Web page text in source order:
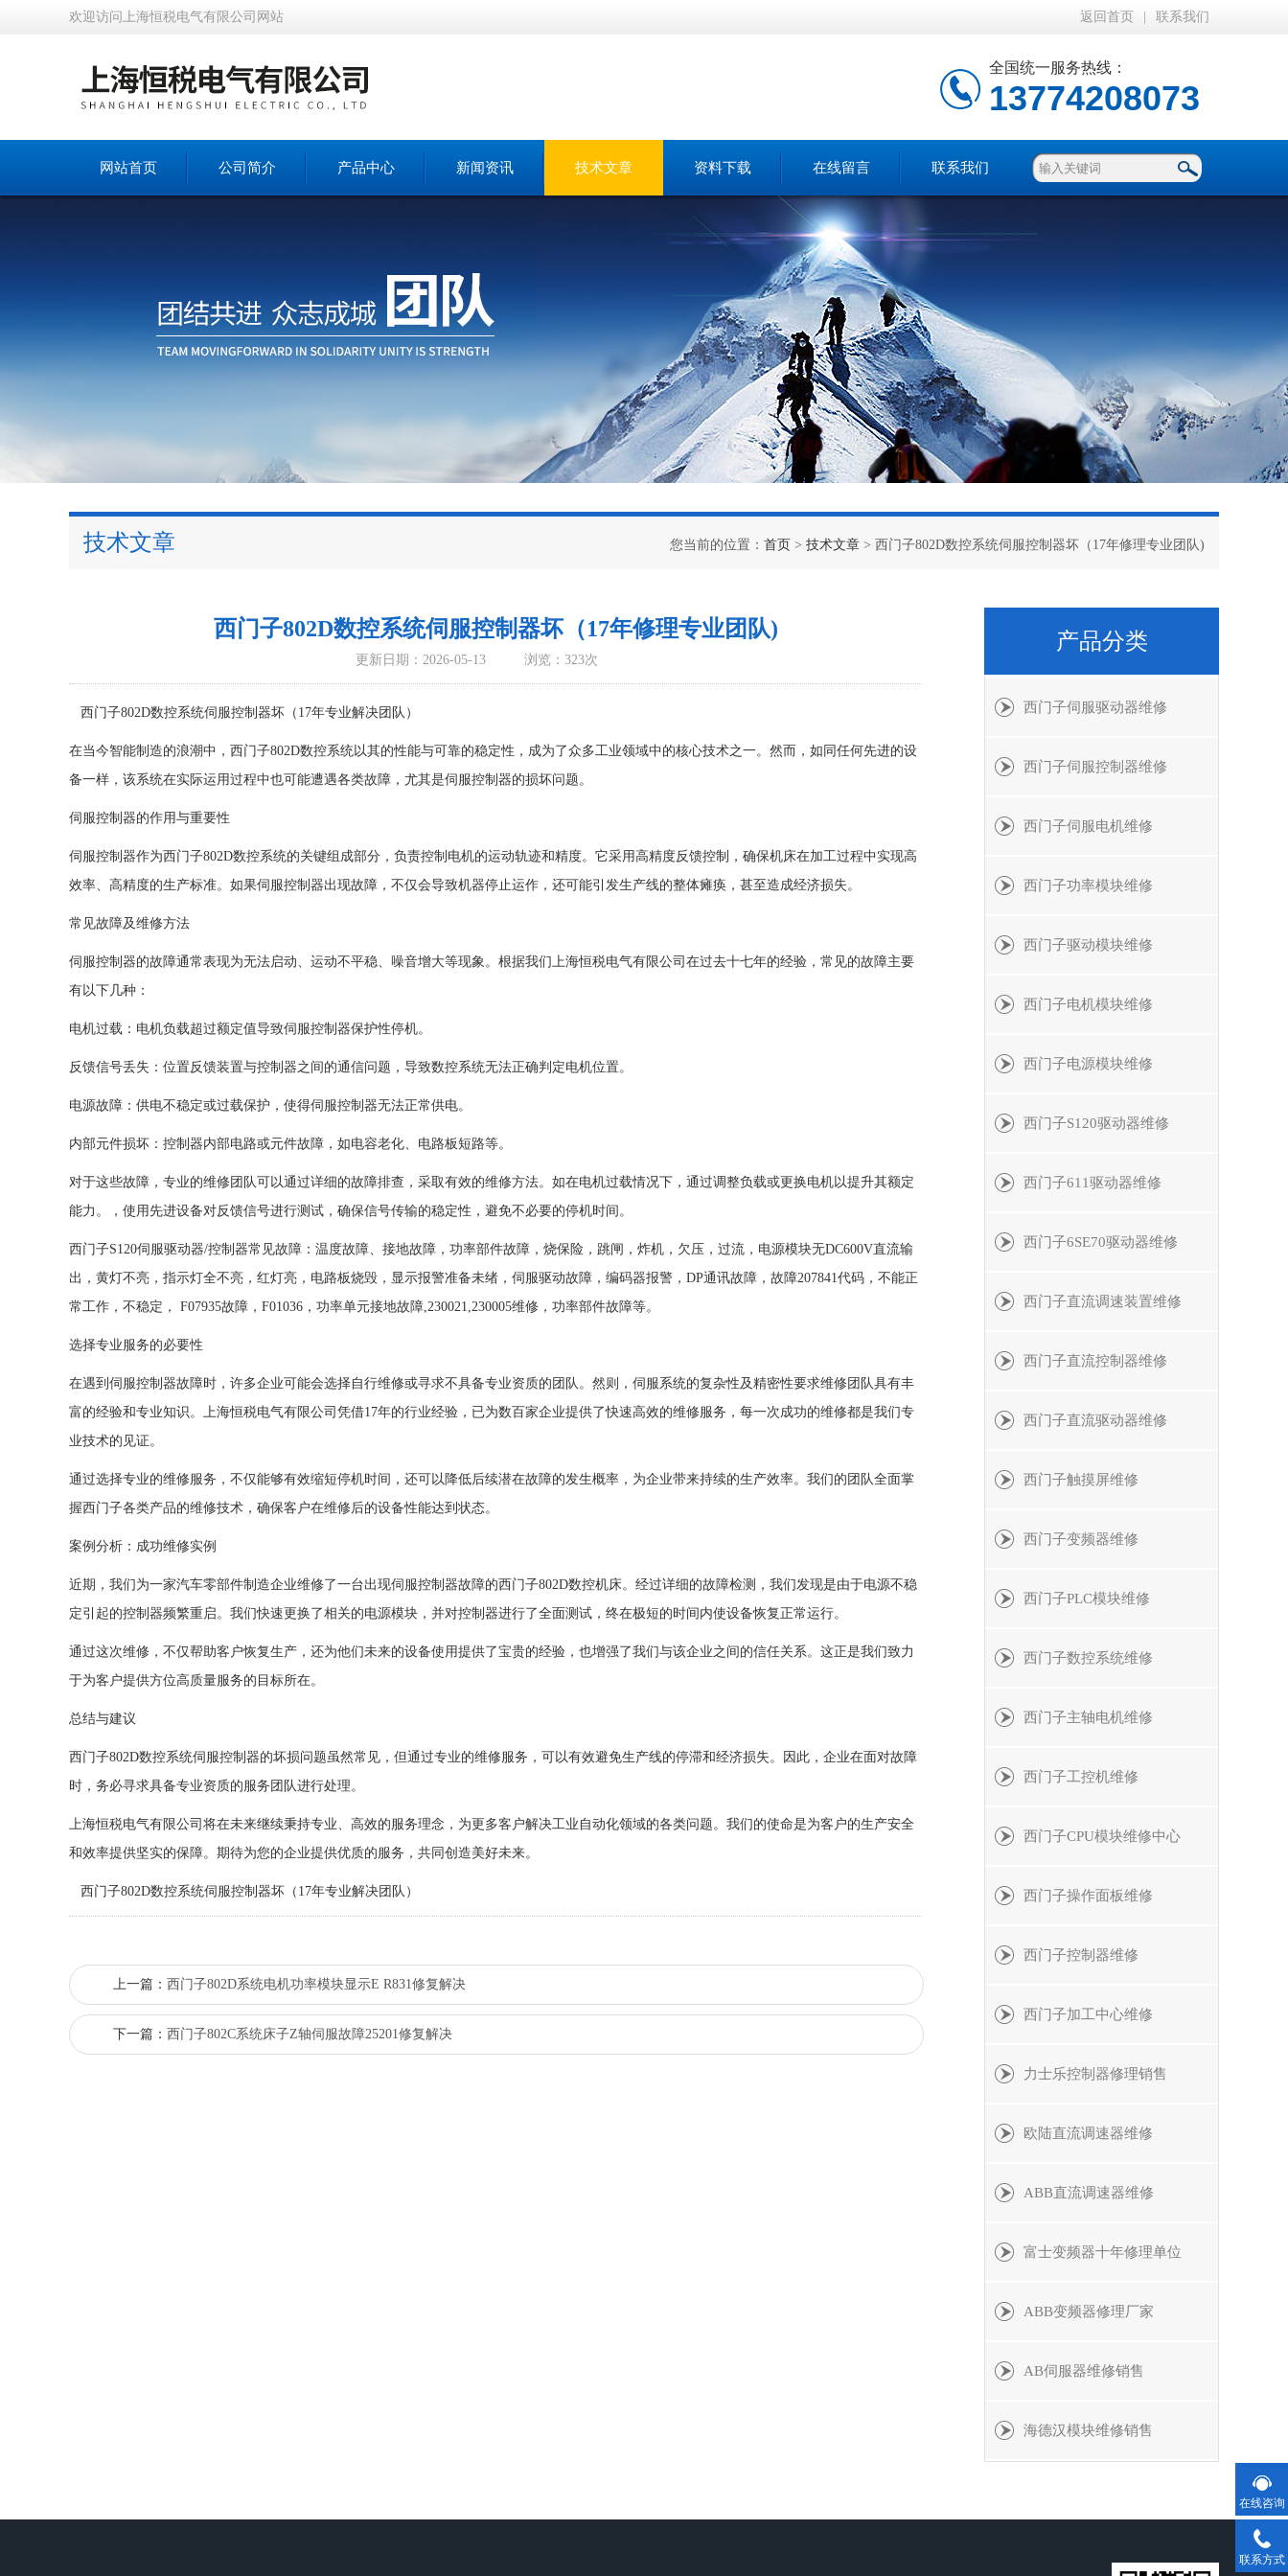
欢迎访问上海恒税电气有限公司网站 返回首页 联系我们
全国统一服务热线：
13774208073
网站首页 公司简介 产品中心 新闻资讯 技术文章 资料下载 在线留言 联系我们
技术文章 您当前的位置： 首页 > 技术文章 > 西门子802D数控系统伺服控制器坏（17年修理专业团队)
西门子802D数控系统伺服控制器坏（17年修理专业团队)
更新日期：2026-05-13 浏览：323次
西门子802D数控系统伺服控制器坏（17年专业解决团队）
在当今智能制造的浪潮中，西门子802D数控系统以其的性能与可靠的稳定性，成为了众多工业领域中的核心技术之一。然而，如同任何先进的设
备一样，该系统在实际运用过程中也可能遭遇各类故障，尤其是伺服控制器的损坏问题。
伺服控制器的作用与重要性
伺服控制器作为西门子802D数控系统的关键组成部分，负责控制电机的运动轨迹和精度。它采用高精度反馈控制，确保机床在加工过程中实现高
效率、高精度的生产标准。如果伺服控制器出现故障，不仅会导致机器停止运作，还可能引发生产线的整体瘫痪，甚至造成经济损失。
常见故障及维修方法
伺服控制器的故障通常表现为无法启动、运动不平稳、噪音增大等现象。根据我们上海恒税电气有限公司在过去十七年的经验，常见的故障主要
有以下几种：
电机过载：电机负载超过额定值导致伺服控制器保护性停机。
反馈信号丢失：位置反馈装置与控制器之间的通信问题，导致数控系统无法正确判定电机位置。
电源故障：供电不稳定或过载保护，使得伺服控制器无法正常供电。
内部元件损坏：控制器内部电路或元件故障，如电容老化、电路板短路等。
对于这些故障，专业的维修团队可以通过详细的故障排查，采取有效的维修方法。如在电机过载情况下，通过调整负载或更换电机以提升其额定
能力。，使用先进设备对反馈信号进行测试，确保信号传输的稳定性，避免不必要的停机时间。
西门子S120伺服驱动器/控制器常见故障：温度故障、接地故障，功率部件故障，烧保险，跳闸，炸机，欠压，过流，电源模块无DC600V直流输
出，黄灯不亮，指示灯全不亮，红灯亮，电路板烧毁，显示报警准备未绪，伺服驱动故障，编码器报警，DP通讯故障，故障207841代码，不能正
常工作，不稳定， F07935故障，F01036，功率单元接地故障,230021,230005维修，功率部件故障等。
选择专业服务的必要性
在遇到伺服控制器故障时，许多企业可能会选择自行维修或寻求不具备专业资质的团队。然则，伺服系统的复杂性及精密性要求维修团队具有丰
富的经验和专业知识。上海恒税电气有限公司凭借17年的行业经验，已为数百家企业提供了快速高效的维修服务，每一次成功的维修都是我们专
业技术的见证。
通过选择专业的维修服务，不仅能够有效缩短停机时间，还可以降低后续潜在故障的发生概率，为企业带来持续的生产效率。我们的团队全面掌
握西门子各类产品的维修技术，确保客户在维修后的设备性能达到状态。
案例分析：成功维修实例
近期，我们为一家汽车零部件制造企业维修了一台出现伺服控制器故障的西门子802D数控机床。经过详细的故障检测，我们发现是由于电源不稳
定引起的控制器频繁重启。我们快速更换了相关的电源模块，并对控制器进行了全面测试，终在极短的时间内使设备恢复正常运行。
通过这次维修，不仅帮助客户恢复生产，还为他们未来的设备使用提供了宝贵的经验，也增强了我们与该企业之间的信任关系。这正是我们致力
于为客户提供方位高质量服务的目标所在。
总结与建议
西门子802D数控系统伺服控制器的坏损问题虽然常见，但通过专业的维修服务，可以有效避免生产线的停滞和经济损失。因此，企业在面对故障
时，务必寻求具备专业资质的服务团队进行处理。
上海恒税电气有限公司将在未来继续秉持专业、高效的服务理念，为更多客户解决工业自动化领域的各类问题。我们的使命是为客户的生产安全
和效率提供坚实的保障。期待为您的企业提供优质的服务，共同创造美好未来。
西门子802D数控系统伺服控制器坏（17年专业解决团队）
上一篇： 西门子802D系统电机功率模块显示E R831修复解决
下一篇： 西门子802C系统床子Z轴伺服故障25201修复解决
产品分类
西门子伺服驱动器维修
西门子伺服控制器维修
西门子伺服电机维修
西门子功率模块维修
西门子驱动模块维修
西门子电机模块维修
西门子电源模块维修
西门子S120驱动器维修
西门子611驱动器维修
西门子6SE70驱动器维修
西门子直流调速装置维修
西门子直流控制器维修
西门子直流驱动器维修
西门子触摸屏维修
西门子变频器维修
西门子PLC模块维修
西门子数控系统维修
西门子主轴电机维修
西门子工控机维修
西门子CPU模块维修中心
西门子操作面板维修
西门子控制器维修
西门子加工中心维修
力士乐控制器修理销售
欧陆直流调速器维修
ABB直流调速器维修
富士变频器十年修理单位
ABB变频器修理厂家
AB伺服器维修销售
海德汉模块维修销售
在线咨询
联系方式